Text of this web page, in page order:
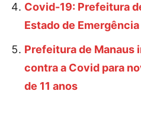
Covid-19: Prefeitura
Estado de
Prefeitura de Manaus
contra a Covid para
de 11 anos